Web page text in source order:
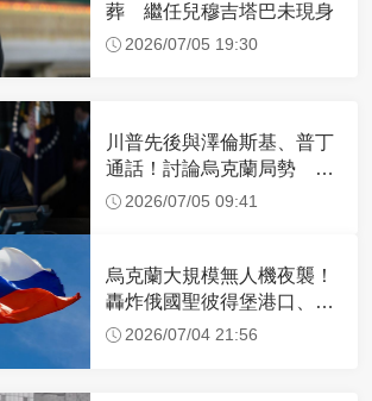
葬 繼任兒穆吉塔巴未現身
2026/07/05 19:30
川普先後與澤倫斯基、普丁
通話！討論烏克蘭局勢 談
話內容曝光
2026/07/05 09:41
烏克蘭大規模無人機夜襲！
轟炸俄國聖彼得堡港口、石
油設施
2026/07/04 21:56